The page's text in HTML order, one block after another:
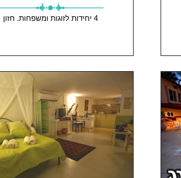
4 יחידות לזוגות ומשפחות. חזון